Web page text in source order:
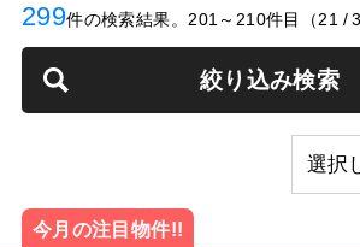
299件の検索結果。201～210件目（21 /
絞り込み検索
今月の注目物件!!